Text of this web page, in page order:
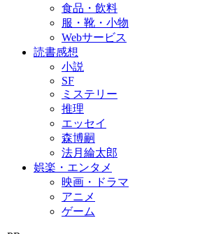
食品・飲料
服・靴・小物
Webサービス
読書感想
小説
SF
ミステリー
推理
エッセイ
森博嗣
法月綸太郎
娯楽・エンタメ
映画・ドラマ
アニメ
ゲーム